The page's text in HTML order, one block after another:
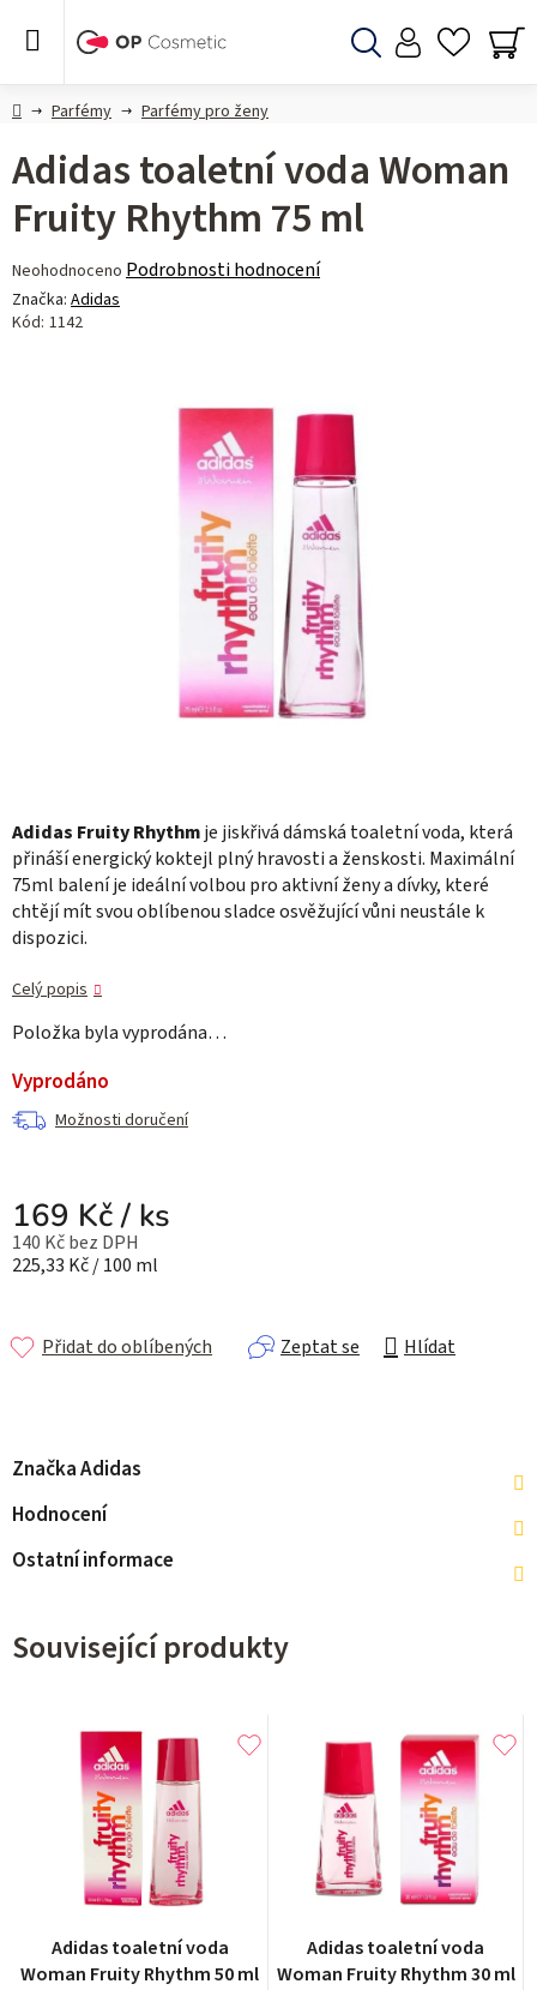
DomůParfémy Parfémy pro ženy
Adidas Fruity Rhythmje jiskřivá dámská toaletní voda, která
přináší energický koktejl plný hravosti a ženskosti. Maximální
75ml balení je ideální volbou pro aktivní ženy a dívky, které
chtějí mít svou oblíbenou sladce osvěžující vůni neustále k
dispozici.
Celý popis
Položka byla vyprodána…
Vyprodáno
Možnosti doručení
169 Kč/ ks
140 Kč bez DPH
Měrná cena:
225,33 Kč / 100 ml
Zeptat se Hlídat
Přidat do oblíbených
Adidas toaletní voda Woman
Fruity Rhythm 75 ml
Průměrné
hodnocení
produktu
Neohodnoceno Podrobnosti hodnocení
Značka: Adidas
Kód: 1142
ZnačkaAdidas
Hodnocení
Ostatní informace
Související produkty
Adidas toaletní voda
Woman Fruity Rhythm 50 ml
Adidas toaletní voda
Woman Fruity Rhythm 30 ml